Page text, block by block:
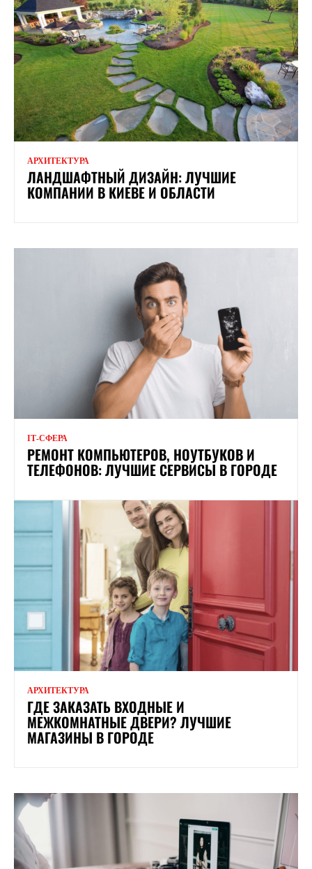
АРХИТЕКТУРА
ЛАНДШАФТНЫЙ ДИЗАЙН: ЛУЧШИЕ
КОМПАНИИ В КИЕВЕ И ОБЛАСТИ
ІТ-СФЕРА
РЕМОНТ КОМПЬЮТЕРОВ, НОУТБУКОВ И
ТЕЛЕФОНОВ: ЛУЧШИЕ СЕРВИСЫ В ГОРОДЕ
АРХИТЕКТУРА
ГДЕ ЗАКАЗАТЬ ВХОДНЫЕ И
МЕЖКОМНАТНЫЕ ДВЕРИ? ЛУЧШИЕ
МАГАЗИНЫ В ГОРОДЕ